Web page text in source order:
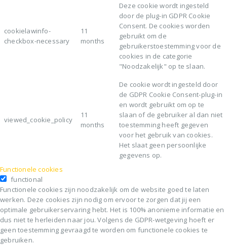
cookielawinfo-
checkbox-necessary
11
months
Deze cookie wordt ingesteld
door de plug-in GDPR Cookie
Consent. De cookies worden
gebruikt om de
gebruikerstoestemming voor de
cookies in de categorie
"Noodzakelijk" op te slaan.
viewed_cookie_policy
11
months
De cookie wordt ingesteld door
de GDPR Cookie Consent-plug-in
en wordt gebruikt om op te
slaan of de gebruiker al dan niet
toestemming heeft gegeven
voor het gebruik van cookies.
Het slaat geen persoonlijke
gegevens op.
Functionele cookies
functional
Functionele cookies zijn noodzakelijk om de website goed te laten
werken. Deze cookies zijn nodig om ervoor te zorgen dat jij een
optimale gebruikerservaring hebt. Het is 100% anonieme informatie en
dus niet te herleiden naar jou. Volgens de GDPR-wetgeving hoeft er
geen toestemming gevraagd te worden om functionele cookies te
gebruiken.